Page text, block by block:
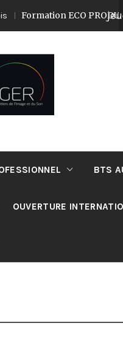
ECO PRODUCTION
BTS
OUVERTURE